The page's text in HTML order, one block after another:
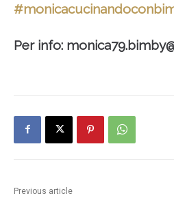
Per info:
Previous article